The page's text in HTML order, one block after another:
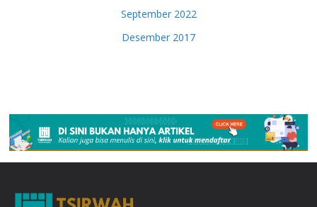
September 2022
Desember 2017